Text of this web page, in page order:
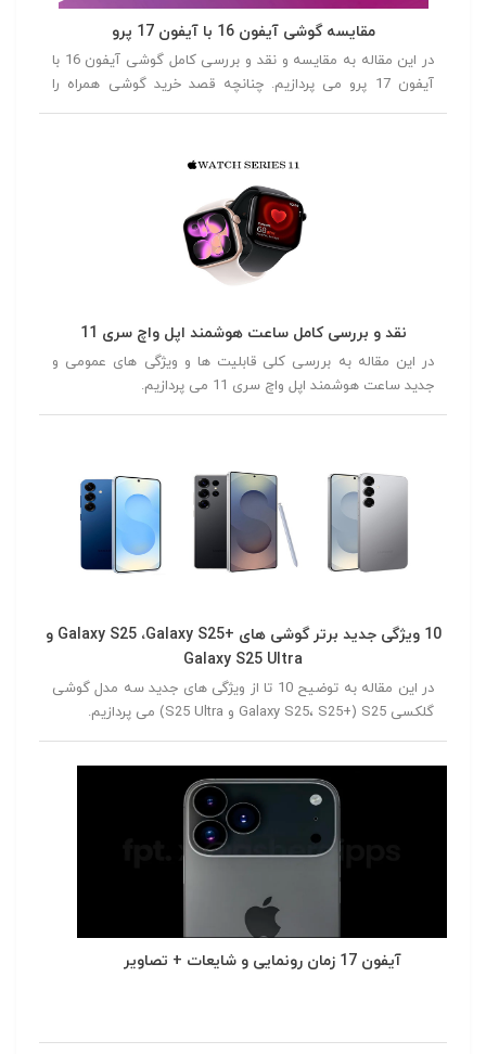
مقایسه گوشی آیفون 16 با آیفون 17 پرو
در این مقاله به مقایسه و نقد و بررسی کامل گوشی آیفون 16 با
آیفون 17 پرو می پردازیم. چنانچه قصد خرید گوشی همراه را
داشته باشید توصیه می کنیم در ادامه این مقاله همراه ما باشید.
نقد و بررسی کامل ساعت هوشمند اپل واچ سری 11
در این مقاله به بررسی کلی قابلیت ها و ویژگی های عمومی و
جدید ساعت هوشمند اپل واچ سری 11 می پردازیم.
10 ویژگی جدید برتر گوشی های +Galaxy S25 ،Galaxy S25 و
Galaxy S25 Ultra
در این مقاله به توضیح 10 تا از ویژگی های جدید سه مدل گوشی
گلکسی S25 (+Galaxy S25، S25 و S25 Ultra) می پردازیم.
آیفون 17 زمان رونمایی و شایعات + تصاویر